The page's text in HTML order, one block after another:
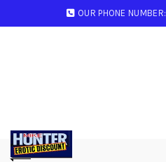
OUR PHONE NUMBER: